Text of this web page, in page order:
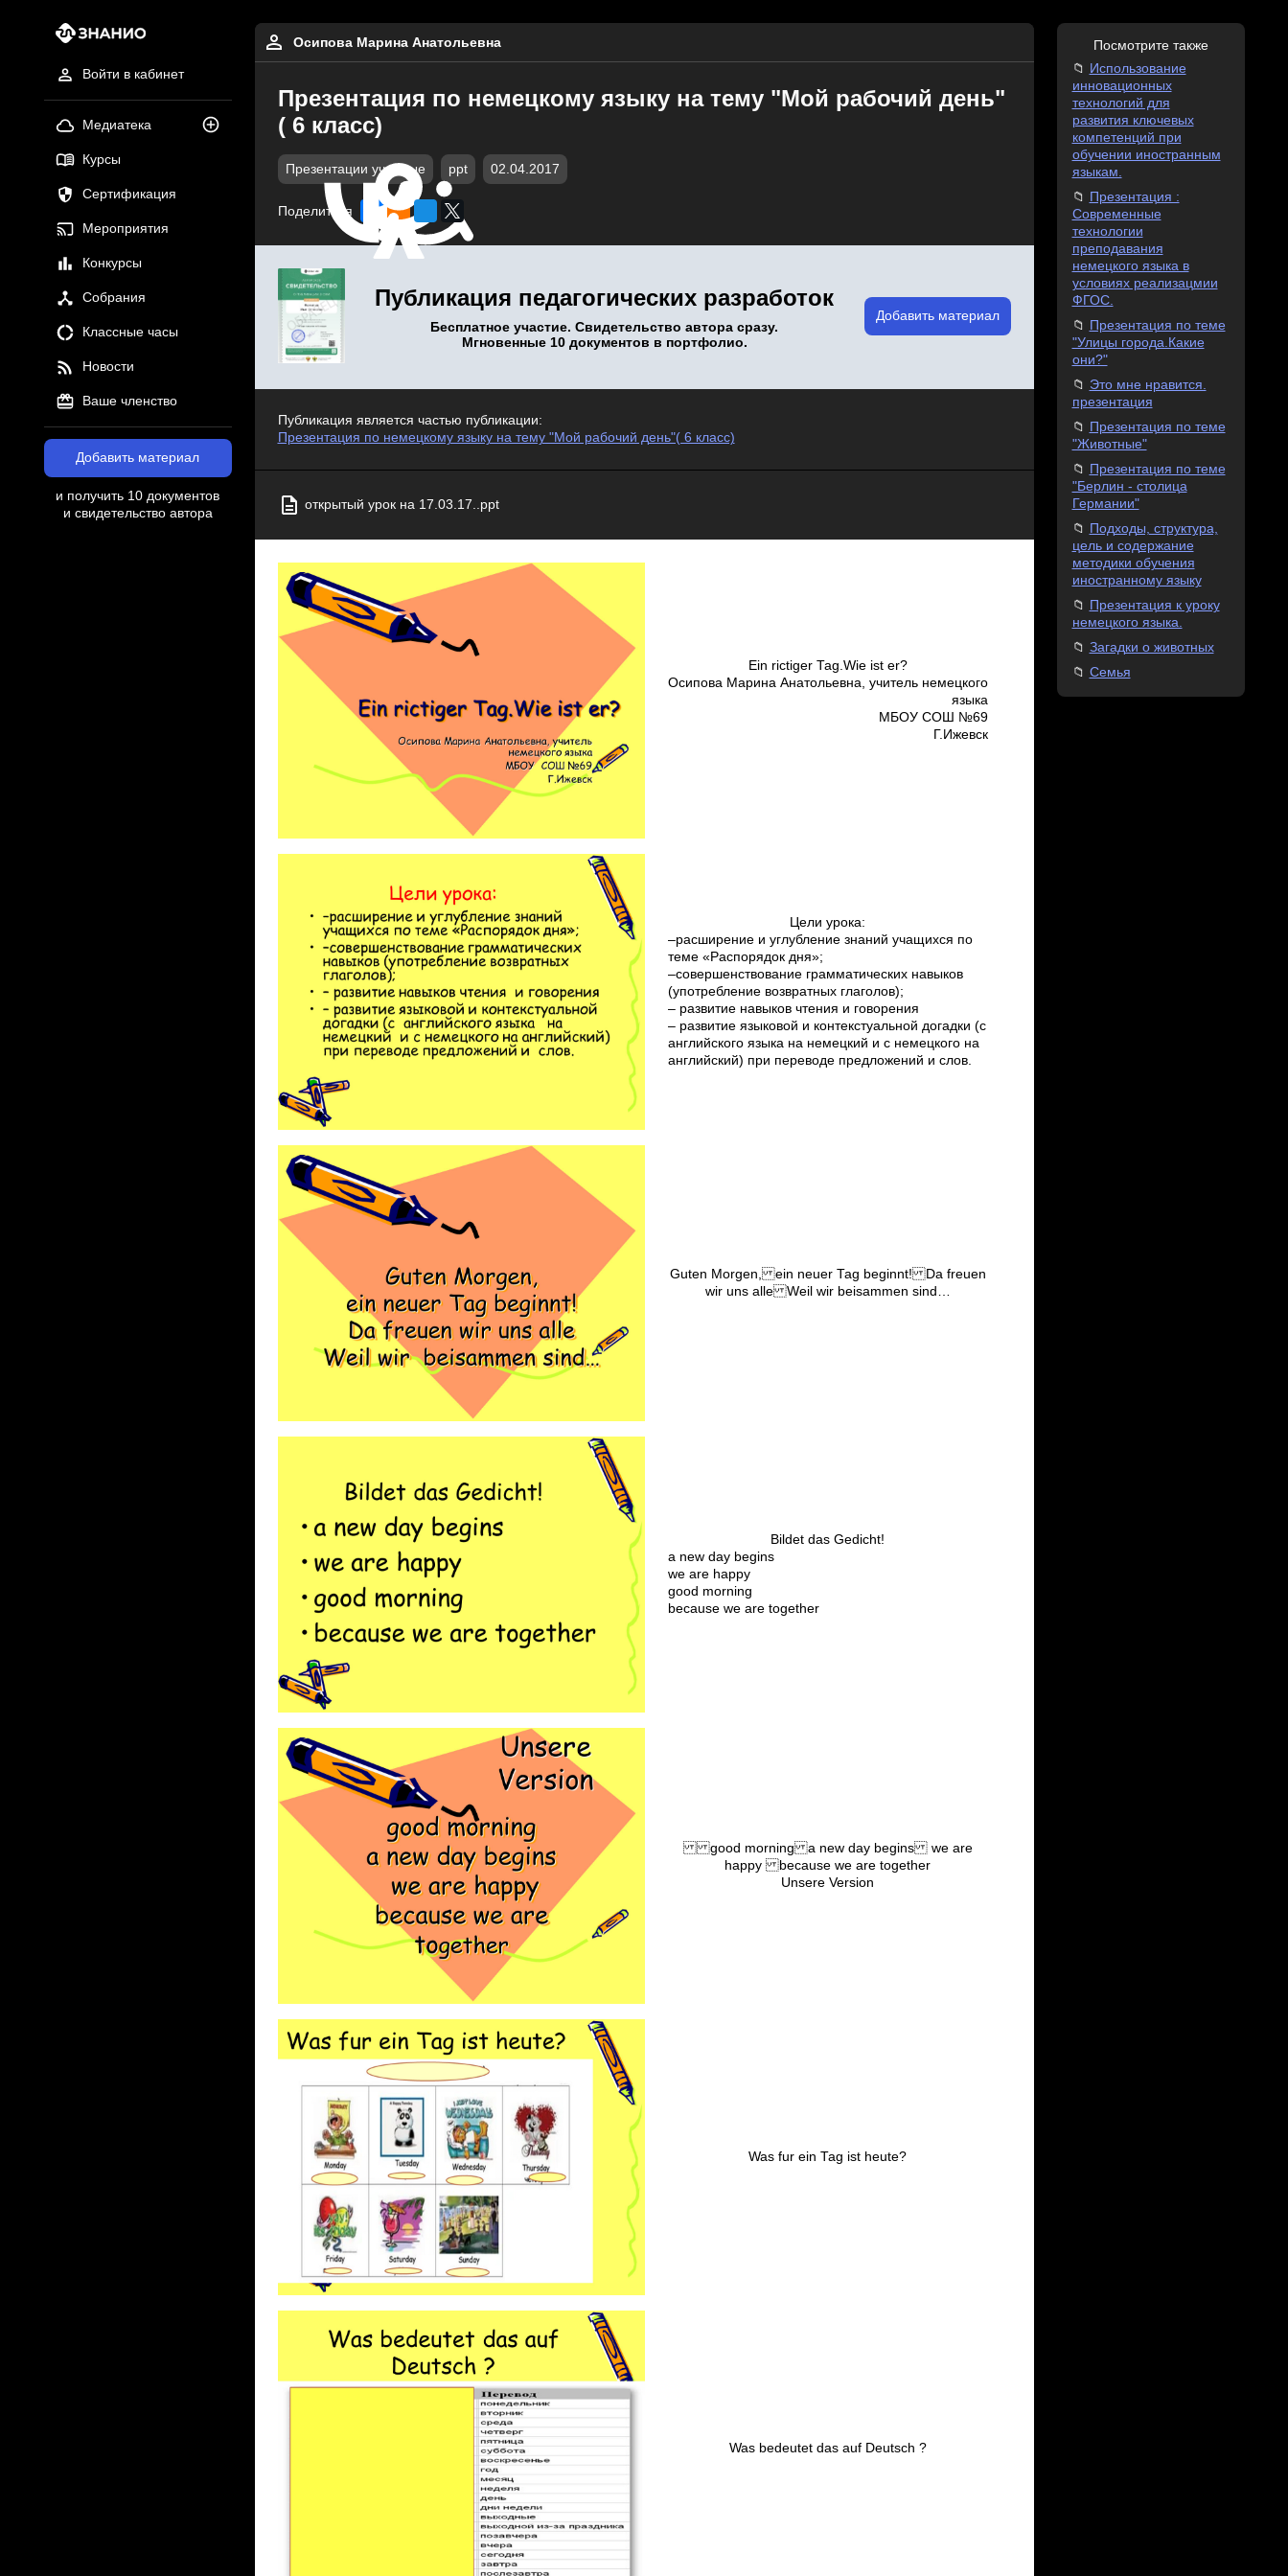
Войти в кабинет
Медиатека
Курсы
Сертификация
Мероприятия
Конкурсы
Собрания
Классные часы
Новости
Ваше членство
Добавить материал
и получить 10 документов
и свидетельство автора
Осипова Марина Анатольевна
Презентация по немецкому языку на тему "Мой рабочий день"
( 6 класс)
Презентации учебные ppt 02.04.2017
Поделиться
Публикация педагогических разработок
Бесплатное участие. Свидетельство автора сразу.
Мгновенные 10 документов в портфолио.
Добавить материал
Публикация является частью публикации:
Презентация по немецкому языку на тему "Мой рабочий день"( 6 класс)
открытый урок на 17.03.17..ppt
Ein rictiger Tag.Wie ist er?
Осипова Марина Анатольевна, учитель немецкого
языка
МБОУ СОШ №69
Г.Ижевск
Цели урока:
–расширение и углубление знаний учащихся по
теме «Распорядок дня»;
–совершенствование грамматических навыков
(употребление возвратных глаголов);
– развитие навыков чтения и говорения
– развитие языковой и контекстуальной догадки (c
английского языка на немецкий и с немецкого на
английский) при переводе предложений и слов.
Guten Morgen, ein neuer Tag beginnt! Da freuen
wir uns alle Weil wir beisammen sind…
Bildet das Gedicht!
a new day begins
we are happy
good morning
because we are together
good morning a new day begins we are
happy because we are together
Unsere Version
Was fur ein Tag ist heute?
Was bedeutet das auf Deutsch ?
Посмотрите также
Использование
инновационных
технологий для
развития ключевых
компетенций при
обучении иностранным
языкам.
Презентация :
Современные
технологии
преподавания
немецкого языка в
условиях реализацмии
ФГОС.
Презентация по теме
"Улицы города.Какие
они?"
Это мне нравится.
презентация
Презентация по теме
"Животные"
Презентация по теме
"Берлин - столица
Германии"
Подходы, структура,
цель и содержание
методики обучения
иностранному языку
Презентация к уроку
немецкого языка.
Загадки о животных
Семья